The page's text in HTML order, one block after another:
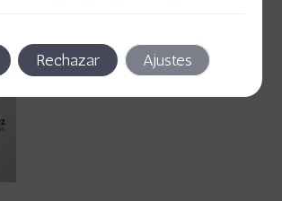
Rechazar Ajustes